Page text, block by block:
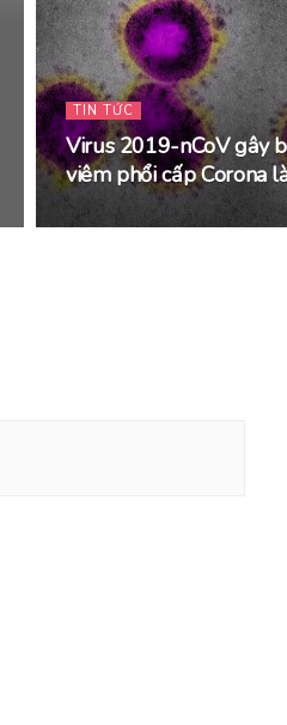
TIN TỨC
Virus 2019-nCoV gây
viêm phổi cấp Corona